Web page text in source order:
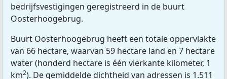
bedrijfsvestigingen geregistreerd in de buurt
Oosterhoogebrug.
Buurt Oosterhoogebrug heeft een totale oppervlakte
van 66 hectare, waarvan 59 hectare land en 7 hectare
water (honderd hectare is één vierkante kilometer, 1
km2). De gemiddelde dichtheid van adressen is 1.511